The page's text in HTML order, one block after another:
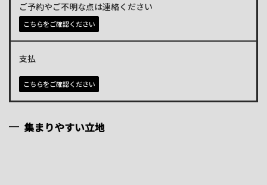
ご予約やご不明な点は連絡ください
こちらをご確認ください
支払
こちらをご確認ください
集まりやすい立地